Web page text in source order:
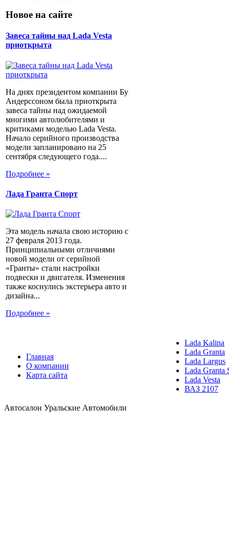
Новое на сайте
Завеса тайны над Lada Vesta
приоткрыта
На днях президентом компании Бу
Андерссоном была приоткрыта
завеса тайны над ожидаемой
многими автолюбителями и
критиками моделью Lada Vesta.
Начало серийного производства
модели запланировано на 25
сентября следующего года....
Подробнее »
Лада Гранта Спорт
Эта модель начала свою историю с
27 февраля 2013 года.
Принципиальными отличиями
новой модели от серийной
«Гранты» стали настройки
подвески и двигателя. Изменения
также коснулись экстерьера авто и
дизайна...
Подробнее »
Главная
О компании
Карта сайта
Lada Kalina
Lada Granta
Lada Largus
Lada Granta
Lada Vesta
ВАЗ 2107
Автосалон Уральские Автомобили